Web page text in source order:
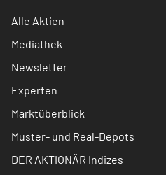
Alle Aktien
Mediathek
Newsletter
Experten
Marktüberblick
Muster- und Real-Depots
DER AKTIONÄR Indizes